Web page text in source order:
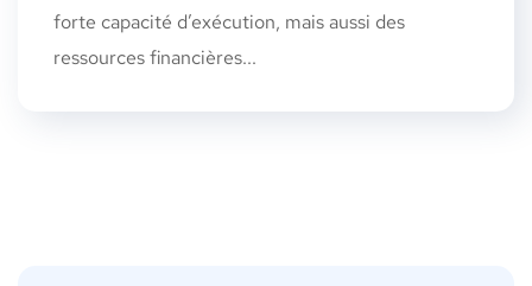
forte capacité d’exécution, mais aussi des
ressources financières...